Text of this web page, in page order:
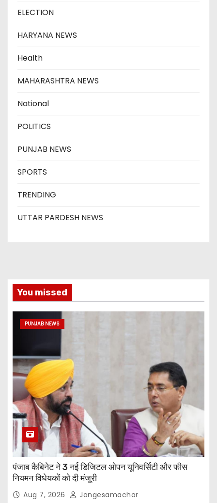
ELECTION
HARYANA NEWS
Health
MAHARASHTRA NEWS
National
POLITICS
PUNJAB NEWS
SPORTS
TRENDING
UTTAR PARDESH NEWS
You missed
PUNJAB NEWS
पंजाब कैबिनेट ने 3 नई डिजिटल ओपन यूनिवर्सिटी और फीस
नियमन विधेयकों को दी मंजूरी
Aug 7, 2026 Jangesamachar